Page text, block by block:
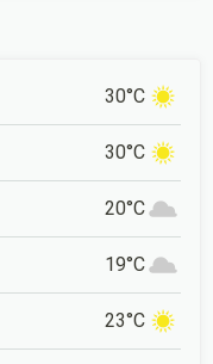
30°C
30°C
20°C
19°C
23°C